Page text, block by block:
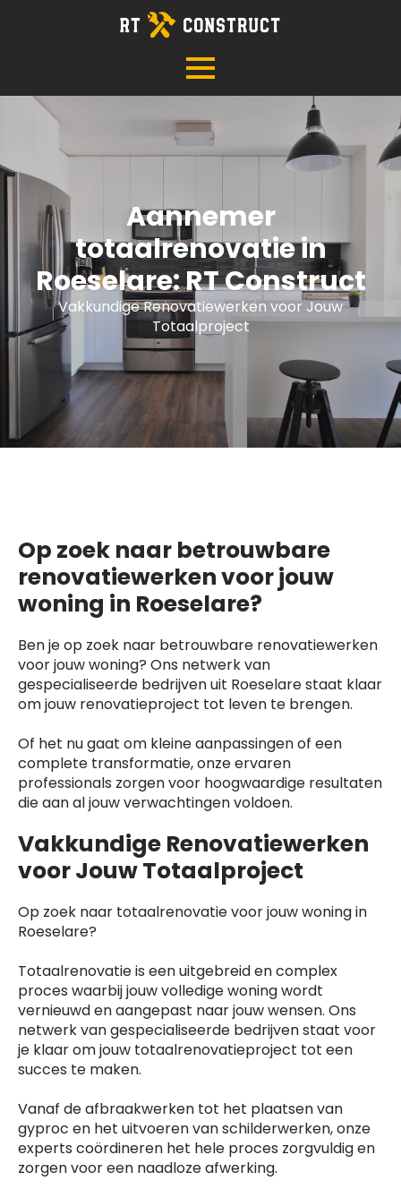
Aannemer
totaalrenovatie in
Roeselare: RT Construct
Vakkundige Renovatiewerken voor Jouw
Totaalproject
Op zoek naar betrouwbare
renovatiewerken voor jouw
woning in Roeselare?
Ben je op zoek naar betrouwbare renovatiewerken
voor jouw woning? Ons netwerk van
gespecialiseerde bedrijven uit Roeselare staat klaar
om jouw renovatieproject tot leven te brengen.
Of het nu gaat om kleine aanpassingen of een
complete transformatie, onze ervaren
professionals zorgen voor hoogwaardige resultaten
die aan al jouw verwachtingen voldoen.
Vakkundige Renovatiewerken
voor Jouw Totaalproject
Op zoek naar totaalrenovatie voor jouw woning in
Roeselare?
Totaalrenovatie is een uitgebreid en complex
proces waarbij jouw volledige woning wordt
vernieuwd en aangepast naar jouw wensen. Ons
netwerk van gespecialiseerde bedrijven staat voor
je klaar om jouw totaalrenovatieproject tot een
succes te maken.
Vanaf de afbraakwerken tot het plaatsen van
gyproc en het uitvoeren van schilderwerken, onze
experts coördineren het hele proces zorgvuldig en
zorgen voor een naadloze afwerking.